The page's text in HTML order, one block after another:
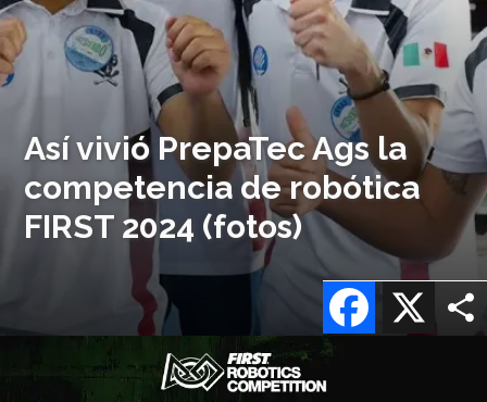
Así vivió PrepaTec Ags la
competencia de robótica
FIRST 2024 (fotos)
X
Facebook